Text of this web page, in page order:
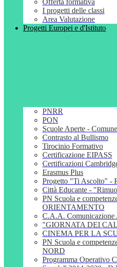
Offerta formativa
I progetti delle classi
Area Valutazione
Progetti Europei e d'Istituto
PNRR
PON
Scuole Aperte -
Contrasto al Bullismo
Tirocinio Formativo
Certificazione EIPASS
Certificazioni
Erasmus Plus
Progetto "Ti Ascolto"
Città Educante -
PN Scuola e
ORIENTAMENTO
C.A.A. Comunicazione
"GIORNATA DEI
CINEMA PER LA
PN Scuola e
NORD
Programma Operativo